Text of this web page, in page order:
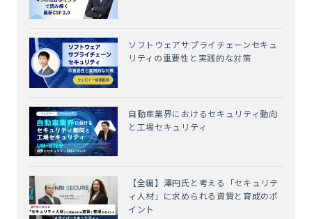
ソフトウェアサプライチェーンセキュ
リティの重要性と実践的な対策
自動車業界におけるセキュリティ動向
と工場セキュリティ
【全編】澤円氏と考える「セキュリテ
ィ人材」に求められる資質と育成のポ
イント